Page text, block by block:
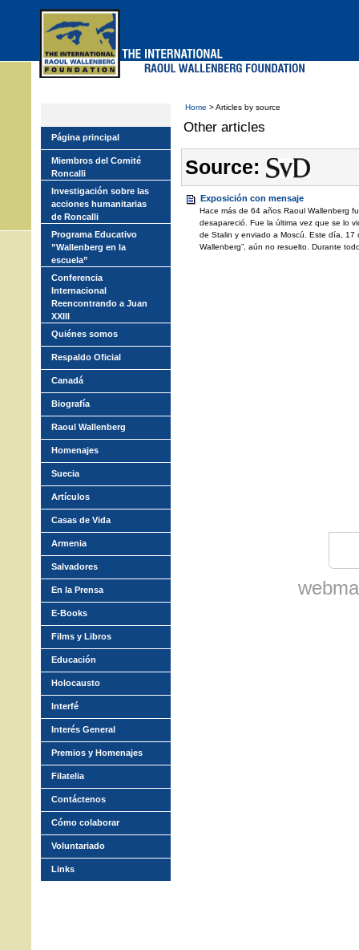
Home > Articles by source
Other articles
Source:
Exposición con mensaje
Hace más de 64 años Raoul Wallenberg
desapareció. Fue la última vez que se lo
de Stalin y enviado a Moscú. Este día, 17
Wallenberg”, aún no resuelto. Durante
Página principal
Miembros del Comité
Roncalli
Investigación sobre las
acciones humanitarias
de Roncalli
Programa Educativo
”Wallenberg en la
escuela”
Conferencia
Internacional
Reencontrando a Juan
XXIII
Quiénes somos
Respaldo Oficial
Canadá
Biografía
Raoul Wallenberg
Homenajes
Suecia
Artículos
Casas de Vida
Armenia
Salvadores
En la Prensa
E-Books
Films y Libros
Educación
Holocausto
Interfé
Interés General
Premios y Homenajes
Filatelia
Contáctenos
Cómo colaborar
Voluntariado
Links